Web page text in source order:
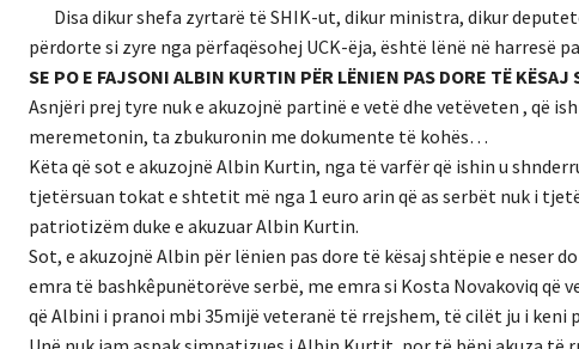
Disa dikur shefa zyrtarë të SHIK-ut, dikur ministra, dikur
përdorte si zyre nga përfaqësohej UCK-ëja, është lënë në harresë
SE PO E FAJSONI ALBIN KURTIN PËR LËNIEN PAS DORE TË
Asnjëri prej tyre nuk e akuzojnë partinë e vetë dhe vetëveten , që
meremetonin, ta zbukuronin me dokumente të kohës…
Këta që sot e akuzojnë Albin Kurtin, nga të varfër që ishin u
tjetërsuan tokat e shtetit më nga 1 euro arin që as serbët nuk i
patriotizëm duke e akuzuar Albin Kurtin.
Sot, e akuzojnë Albin për lënien pas dore të kësaj shtëpie e neser
emra të bashkêpunëtorëve serbë, me emra si Kosta Novakoviq
që Albini i pranoi mbi 35mijë veteranë të rrejshem, të cilët ju i keni